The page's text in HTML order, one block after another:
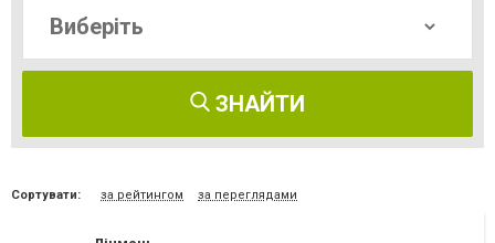
ЗНАЙТИ
Сортувати: за рейтингом за переглядами